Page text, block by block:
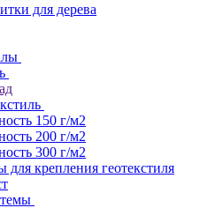
для дерева
150 г/м2
200 г/м2
300 г/м2
для крепления геотекстиля